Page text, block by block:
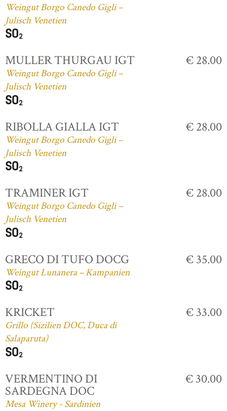
Weingut Borgo Canedo Gigli –
Julisch Venetien
MULLER THURGAU IGT
Weingut Borgo Canedo Gigli –
Julisch Venetien
€ 28.00
RIBOLLA GIALLA IGT
Weingut Borgo Canedo Gigli –
Julisch Venetien
€ 28.00
TRAMINER IGT
Weingut Borgo Canedo Gigli –
Julisch Venetien
€ 28.00
GRECO DI TUFO DOCG
Weingut Lunanera – Kampanien
€ 35.00
KRICKET
Grillo (Sizilien DOC, Duca di
Salaparuta)
€ 33.00
VERMENTINO DI
SARDEGNA DOC
Mesa Winery - Sardinien
€ 30.00